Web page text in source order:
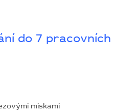
do 7 pracovních
miskami